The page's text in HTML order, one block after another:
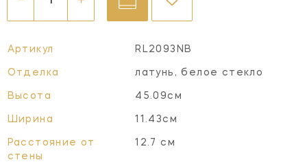
Артикул RL2093NB
Отделка латунь, белое стекло
Высота 45.09см
Ширина 11.43см
Расстояние от
стены
12.7 см